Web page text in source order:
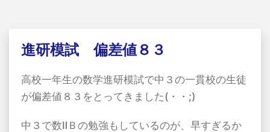
進研模試 偏差値８３
高校一年生の数学進研模試で中３の一貫校の生徒
が偏差値８３をとってきました(・・;)
中３で数ⅡＢの勉強もしているのが、早すぎるか